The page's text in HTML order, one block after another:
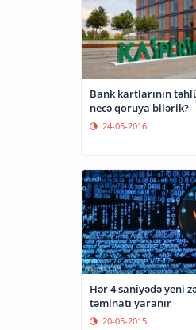
Bank kartlarının
necə qoruya bilərik?
24-05-2016
Hər 4 saniyədə yeni
təminatı yaranır
20-05-2015